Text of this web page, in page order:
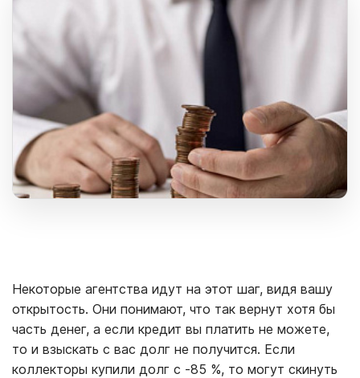
Некоторые агентства идут на этот шаг, видя вашу
открытость. Они понимают, что так вернут хотя бы
часть денег, а если кредит вы платить не можете,
то и взыскать с вас долг не получится. Если
коллекторы купили долг с -85 %, то могут скинуть